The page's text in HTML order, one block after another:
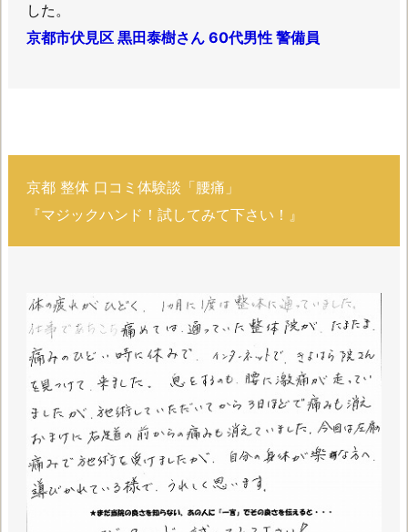
した。
京都市伏見区 黒田泰樹さん 60代男性 警備員
京都 整体 口コミ体験談「腰痛」
『マジックハンド！試してみて下さい！』